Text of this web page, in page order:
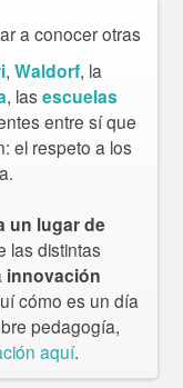
a conocer otras
, Waldorf, la
, las escuelas
entre sí que
el respeto a los
un lugar de
las distintas
innovación
cómo es un día
pedagogía,
aquí.